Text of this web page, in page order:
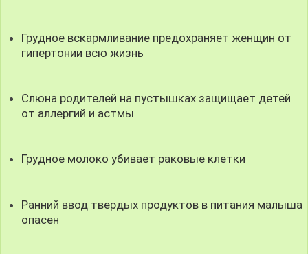
Грудное вскармливание предохраняет женщин от
гипертонии всю жизнь
Слюна родителей на пустышках защищает детей
от аллергий и астмы
Грудное молоко убивает раковые клетки
Ранний ввод твердых продуктов в питания малыша
опасен